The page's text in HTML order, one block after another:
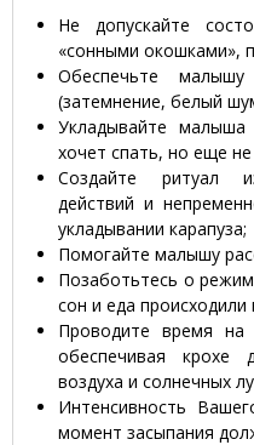
Не допускайте
«сонными окошками»,
Обеспечьте
(затемнение, белый
Укладывайте
хочет спать, но еще не
Создайте ритуал
действий и
укладывании карапуза;
Помогайте малышу
Позаботьтесь о
сон и еда происходили
Проводите время на
обеспечивая крохе
воздуха и солнечных
Интенсивность
момент засыпания